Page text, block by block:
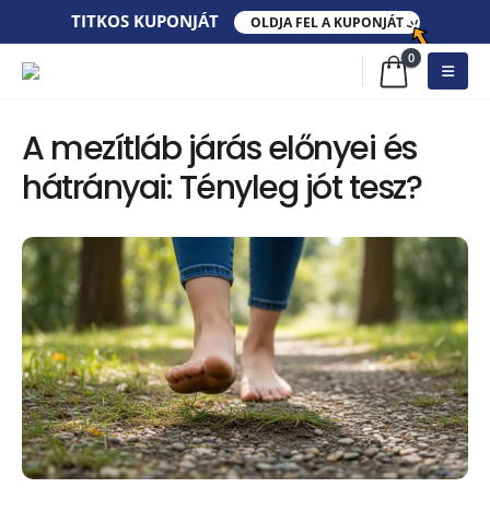
TITKOS​ KUPONJÁT​ OLDJA FEL A KUPONJÁT
0
A mezítláb járás előnyei és
hátrányai: Tényleg jót tesz?